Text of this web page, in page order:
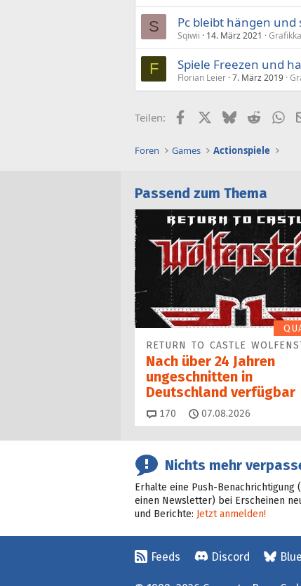
S Pc bleibt hängen
Sqiwii 14. März 2021
F Spiele Freezen und
Florian Leier 7. März 2019
Teilen: FacebookX (Twitter)
BlueskyReddit
Foren Games Actionspiele
Passend zum Thema
RETURN TO CASTLE
Nach über 24 Jahren
ungeschnitten in
Deutschland verfügbar
170 Kommentare
07.08.2026
Nichts mehr
Erhalte eine Push-Benachrichtigung
einen Newsletter) bei Erscheinen
und Berichte: Jetzt anmelden!
Feeds Discord